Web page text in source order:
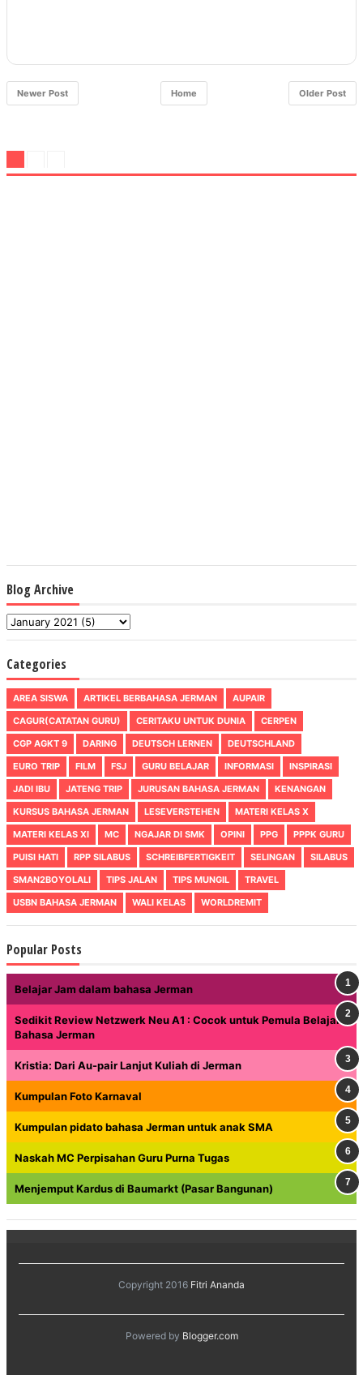
Newer Post Older Post
Home
Blog Archive
Categories
AREA SISWA ARTIKEL BERBAHASA JERMAN
AUPAIR
CAGUR(CATATAN GURU)
CERITAKU UNTUK DUNIA
CERPEN
CGP AGKT 9
DARING DEUTSCH LERNEN
DEUTSCHLAND
EURO TRIP
FILM FSJ GURU BELAJAR INFORMASI
INSPIRASI
JADI IBU
JATENG TRIP JURUSAN BAHASA JERMAN
KENANGAN
KURSUS BAHASA JERMAN
LESEVERSTEHEN
MATERI KELAS X
MATERI KELAS XI
MC NGAJAR DI SMK OPINI PPG
PPPK GURU
PUISI HATI
RPP SILABUS SCHREIBFERTIGKEIT SELINGAN
SILABUS
SMAN2BOYOLALI
TIPS JALAN TIPS MUNGIL
TRAVEL
USBN BAHASA JERMAN
WALI KELAS WORLDREMIT
Popular Posts
Belajar Jam dalam bahasa Jerman
Sedikit Review Netzwerk Neu A1 : Cocok untuk Pemula Belajar
Bahasa Jerman
Kristia: Dari Au-pair Lanjut Kuliah di Jerman
Kumpulan Foto Karnaval
Kumpulan pidato bahasa Jerman untuk anak SMA
Naskah MC Perpisahan Guru Purna Tugas
Menjemput Kardus di Baumarkt (Pasar Bangunan)
Copyright 2016 Fitri Ananda
Powered by Blogger.com